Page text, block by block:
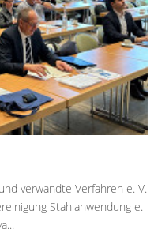
verwandte Verfahren e. V.
Stahlanwendung e.